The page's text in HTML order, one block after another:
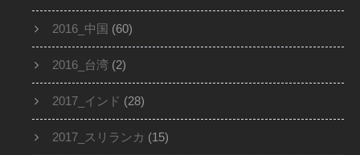
2016_中国 (60)
2016_台湾 (2)
2017_インド (28)
2017_スリランカ (15)